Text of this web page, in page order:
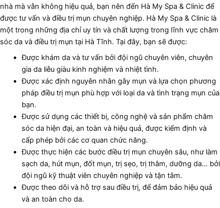
nhà mà vẫn không hiệu quả, bạn nên đến Hà My Spa & Clinic để
được tư vấn và điều trị mụn chuyên nghiệp. Hà My Spa & Clinic là
một trong những địa chỉ uy tín và chất lượng trong lĩnh vực chăm
sóc da và điều trị mụn tại Hà Tĩnh. Tại đây, bạn sẽ được:
Được khám da và tư vấn bởi đội ngũ chuyên viên, chuyên
gia da liễu giàu kinh nghiệm và nhiệt tình.
Được xác định nguyên nhân gây mụn và lựa chọn phương
pháp điều trị mụn phù hợp với loại da và tình trạng mụn của
bạn.
Được sử dụng các thiết bị, công nghệ và sản phẩm chăm
sóc da hiện đại, an toàn và hiệu quả, được kiểm định và
cấp phép bởi các cơ quan chức năng.
Được thực hiện các bước điều trị mụn chuyên sâu, như làm
sạch da, hút mụn, đốt mụn, trị sẹo, trị thâm, dưỡng da… bởi
đội ngũ kỹ thuật viên chuyên nghiệp và tận tâm.
Được theo dõi và hỗ trợ sau điều trị, để đảm bảo hiệu quả
và an toàn cho da.